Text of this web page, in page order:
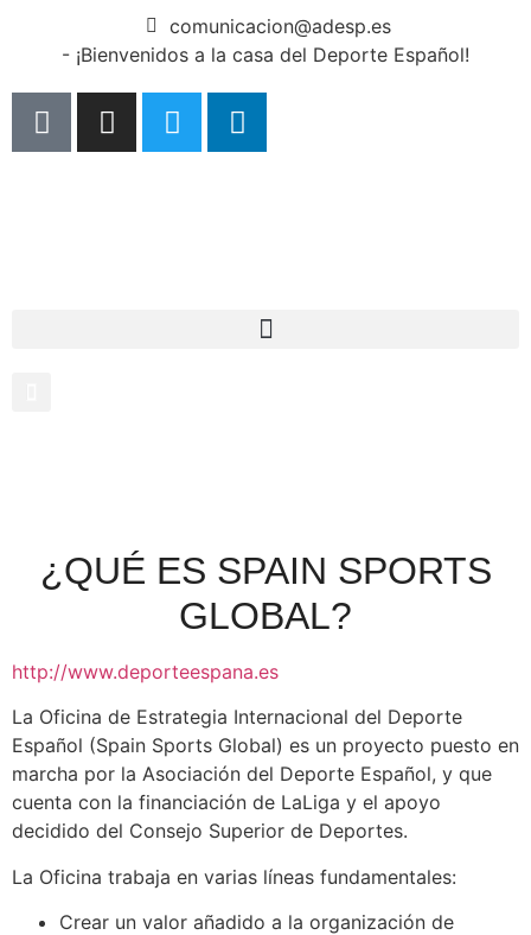
comunicacion@adesp.es
- ¡Bienvenidos a la casa del Deporte Español!
¿QUÉ ES SPAIN SPORTS
GLOBAL?
http://www.deporteespana.es
La Oficina de Estrategia Internacional del Deporte
Español (Spain Sports Global) es un proyecto puesto en
marcha por la Asociación del Deporte Español, y que
cuenta con la financiación de LaLiga y el apoyo
decidido del Consejo Superior de Deportes.
La Oficina trabaja en varias líneas fundamentales:
Crear un valor añadido a la organización de